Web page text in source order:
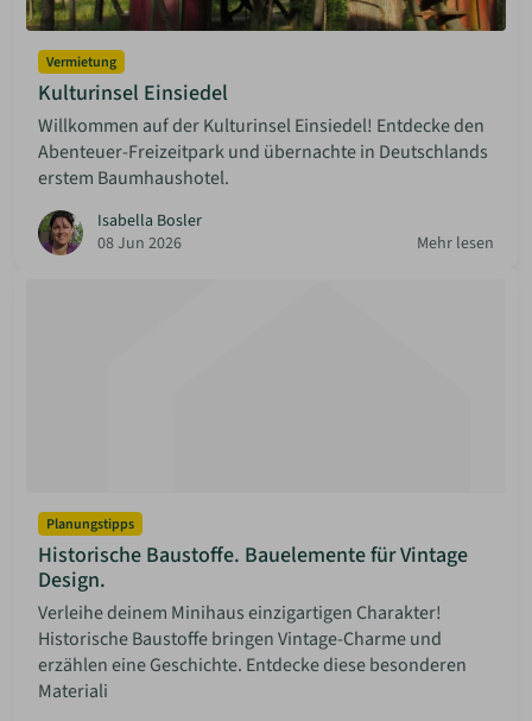
Vermietung
Kulturinsel Einsiedel
Willkommen auf der Kulturinsel Einsiedel! Entdecke den
Abenteuer-Freizeitpark und übernachte in Deutschlands
erstem Baumhaushotel.
Isabella Bosler
08 Jun 2026
Mehr lesen
Planungstipps
Historische Baustoffe. Bauelemente für Vintage
Design.
Verleihe deinem Minihaus einzigartigen Charakter!
Historische Baustoffe bringen Vintage-Charme und
erzählen eine Geschichte. Entdecke diese besonderen
Materiali